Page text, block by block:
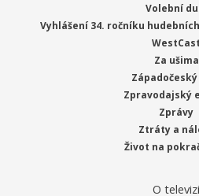
Volební
Vyhlášení 34. ročníku
WestCast
Za ušima
Zpravodajský
Zprávy
Ztráty a
Život na
O televizi